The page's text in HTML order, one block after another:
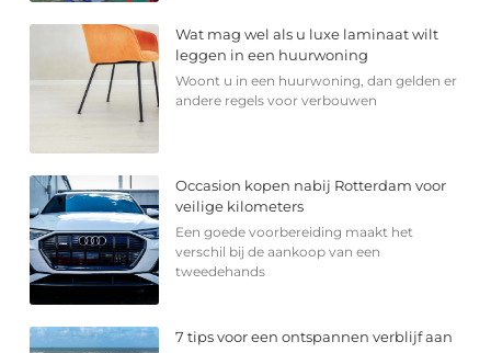
Wat mag wel als u luxe laminaat wilt
leggen in een huurwoning
Woont u in een huurwoning, dan gelden er
andere regels voor verbouwen
Occasion kopen nabij Rotterdam voor
veilige kilometers
Een goede voorbereiding maakt het
verschil bij de aankoop van een
tweedehands
7 tips voor een ontspannen verblijf aan